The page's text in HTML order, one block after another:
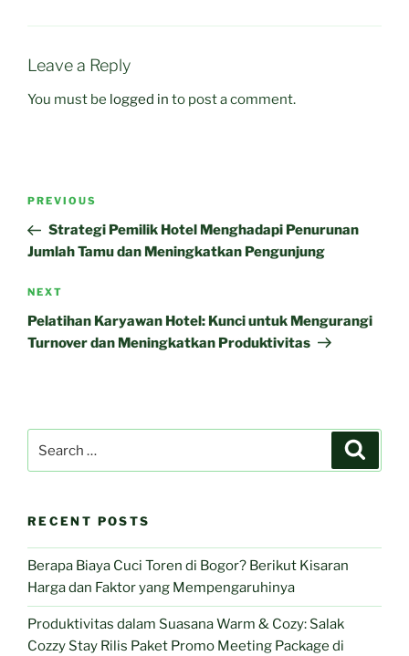
Leave a Reply
You must be logged in to post a comment.
Post
Previous
Post
PREVIOUS
Strategi Pemilik Hotel Menghadapi Penurunan
Jumlah Tamu dan Meningkatkan Pengunjung
Next
Post
NEXT
Pelatihan Karyawan Hotel: Kunci untuk Mengurangi
Turnover dan Meningkatkan Produktivitas
RECENT POSTS
Berapa Biaya Cuci Toren di Bogor? Berikut Kisaran
Harga dan Faktor yang Mempengaruhinya
Produktivitas dalam Suasana Warm & Cozy: Salak
Cozzy Stay Rilis Paket Promo Meeting Package di